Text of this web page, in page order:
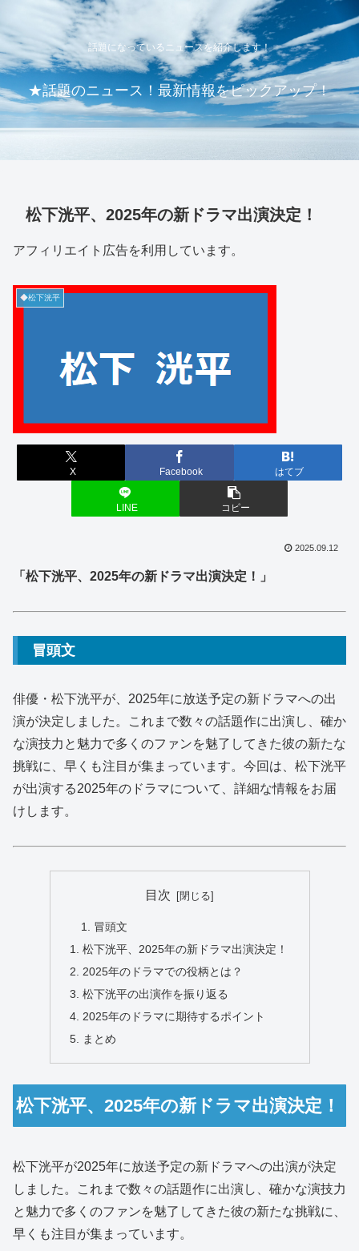
話題になっているニュースを紹介します！
★話題のニュース！最新情報をピックアップ！
松下洸平、2025年の新ドラマ出演決定！
アフィリエイト広告を利用しています。
◆松下洸平
X Facebook はてブ
LINE コピー
2025.09.12
「松下洸平、2025年の新ドラマ出演決定！」
冒頭文
俳優・松下洸平が、2025年に放送予定の新ドラマへの出
演が決定しました。これまで数々の話題作に出演し、確か
な演技力と魅力で多くのファンを魅了してきた彼の新たな
挑戦に、早くも注目が集まっています。今回は、松下洸平
が出演する2025年のドラマについて、詳細な情報をお届
けします。
目次
冒頭文
松下洸平、2025年の新ドラマ出演決定！
2025年のドラマでの役柄とは？
松下洸平の出演作を振り返る
2025年のドラマに期待するポイント
まとめ
松下洸平、2025年の新ドラマ出演決定！
松下洸平が2025年に放送予定の新ドラマへの出演が決定
しました。これまで数々の話題作に出演し、確かな演技力
と魅力で多くのファンを魅了してきた彼の新たな挑戦に、
早くも注目が集まっています。